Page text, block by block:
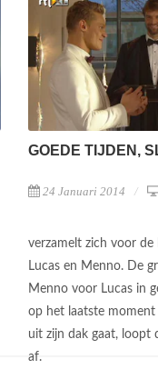
GOEDE TIJDEN,
24 Januari 2014
verzamelt zich voor de
Lucas en Menno. De
Menno voor Lucas in
op het laatste moment
uit zijn dak gaat, loopt
af.